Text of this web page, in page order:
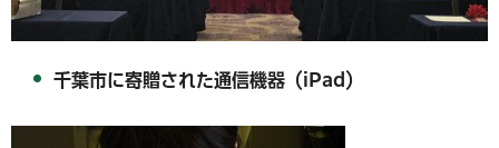
千葉市に寄贈された通信機器（iPad）